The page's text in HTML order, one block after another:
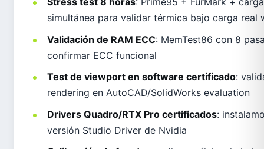
simultánea para validar térmica bajo carga real
Validación de RAM ECC: MemTest86 con 8
confirmar ECC funcional
Test de viewport en software certificado:
rendering en AutoCAD/SolidWorks evaluation
Drivers Quadro/RTX Pro certificados:
versión Studio Driver de Nvidia